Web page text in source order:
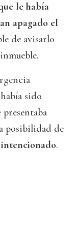
le había
apagado el
de avisarlo
sido
presentaba
posibilidad de
intencionado.